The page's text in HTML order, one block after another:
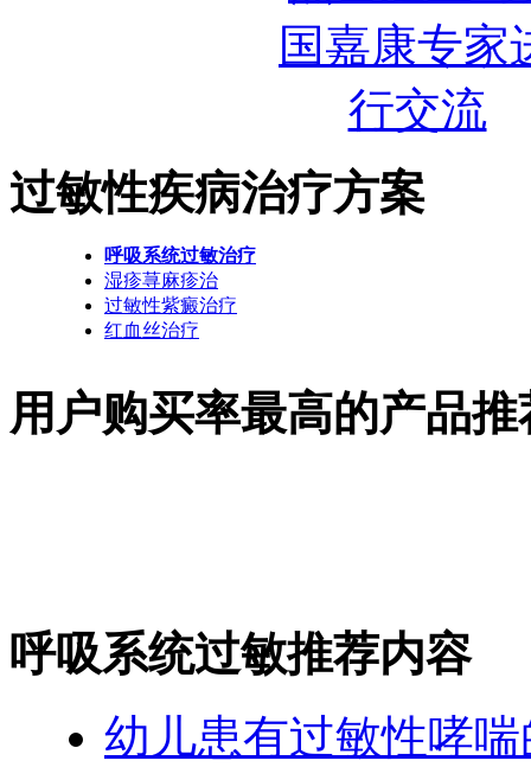
过敏性疾病治疗方案
呼吸系统过敏治疗
湿疹荨麻疹治
过敏性紫癜治疗
红血丝治疗
用户购买率最高的产品推
呼吸系统过敏推荐内容
幼儿患有过敏性哮